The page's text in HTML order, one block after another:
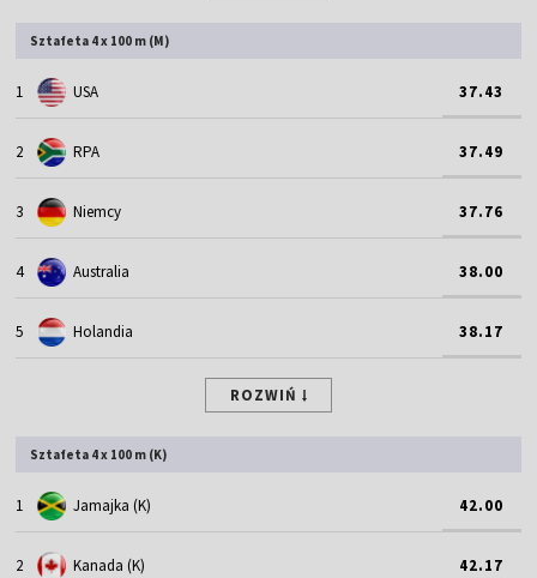
Sztafeta 4 x 100 m (M)
1 USA 37.43
2 RPA 37.49
3 Niemcy 37.76
4 Australia 38.00
5 Holandia 38.17
ROZWIŃ
Sztafeta 4 x 100 m (K)
1 Jamajka (K) 42.00
2 Kanada (K) 42.17